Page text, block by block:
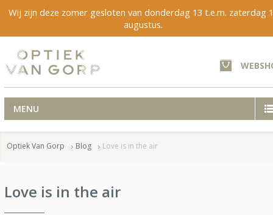
Wij zijn deze zomer gesloten van donderdag 13 t.e.m. zaterdag
augustus.
MENU
Optiek Van Gorp Blog Love is in the air
Love is in the air